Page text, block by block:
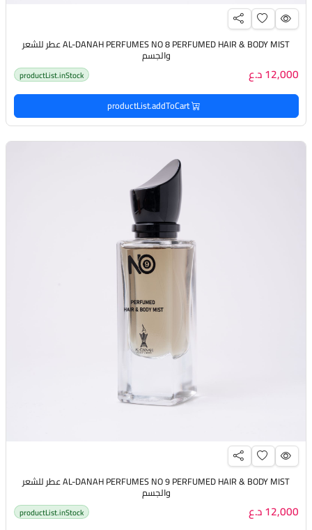
AL-DANAH PERFUMES NO 8 PERFUMED HAIR & BODY MIST عطر للشعر
والجسم
12,000 د.ع productList.inStock
productList.addToCart
AL-DANAH PERFUMES NO 9 PERFUMED HAIR & BODY MIST عطر للشعر
والجسم
12,000 د.ع productList.inStock